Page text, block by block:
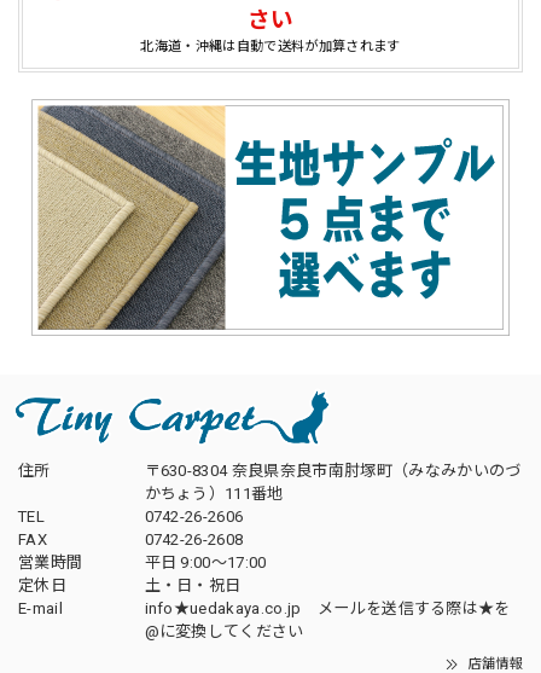
さい
北海道・沖縄は自動で送料が加算されます
住所
〒630-8304 奈良県奈良市南肘塚町（みなみかいのづ
かちょう）111番地
TEL
0742-26-2606
FAX
0742-26-2608
営業時間
平日 9:00～17:00
定休日
土・日・祝日
E-mail
info★uedakaya.co.jp メールを送信する際は★を
@に変換してください
店舗情報